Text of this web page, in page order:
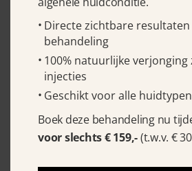
Levantplein 54
1019 MB Amsterdam
E-mail: info@debeautycoach.nl
Tel:06 – 29 50 10 89
KvK: 34148848
VOORWAARDEN
Directe zichtbare resultaten
behandeling
100% natuurlijke
injecties
Geschikt voor alle
Boek deze behandeling nu
voor slechts € 159,-(t.w.v. €